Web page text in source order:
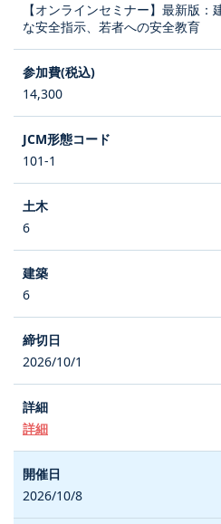
【オンラインセミナー】最新版
な安全指示、若者への安全教育
14,300
101-1
6
6
2026/10/1
詳細
2026/10/8